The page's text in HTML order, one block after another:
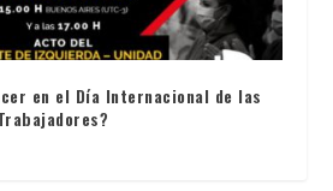
en el Día Internacional de las